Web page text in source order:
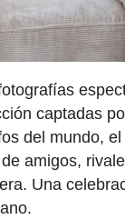
captadas
del mundo,
amigos,
Una